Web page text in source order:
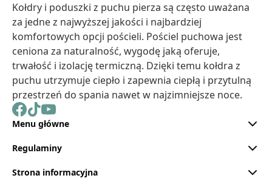
Kołdry i poduszki z puchu pierza są często uważana
za jedne z najwyższej jakości i najbardziej
komfortowych opcji pościeli. Pościel puchowa jest
ceniona za naturalność, wygodę jaką oferuje,
trwałość i izolację termiczną. Dzięki temu kołdra z
puchu utrzymuje ciepło i zapewnia ciepłą i przytulną
przestrzeń do spania nawet w najzimniejsze noce.
Menu główne
Regulaminy
Strona informacyjna